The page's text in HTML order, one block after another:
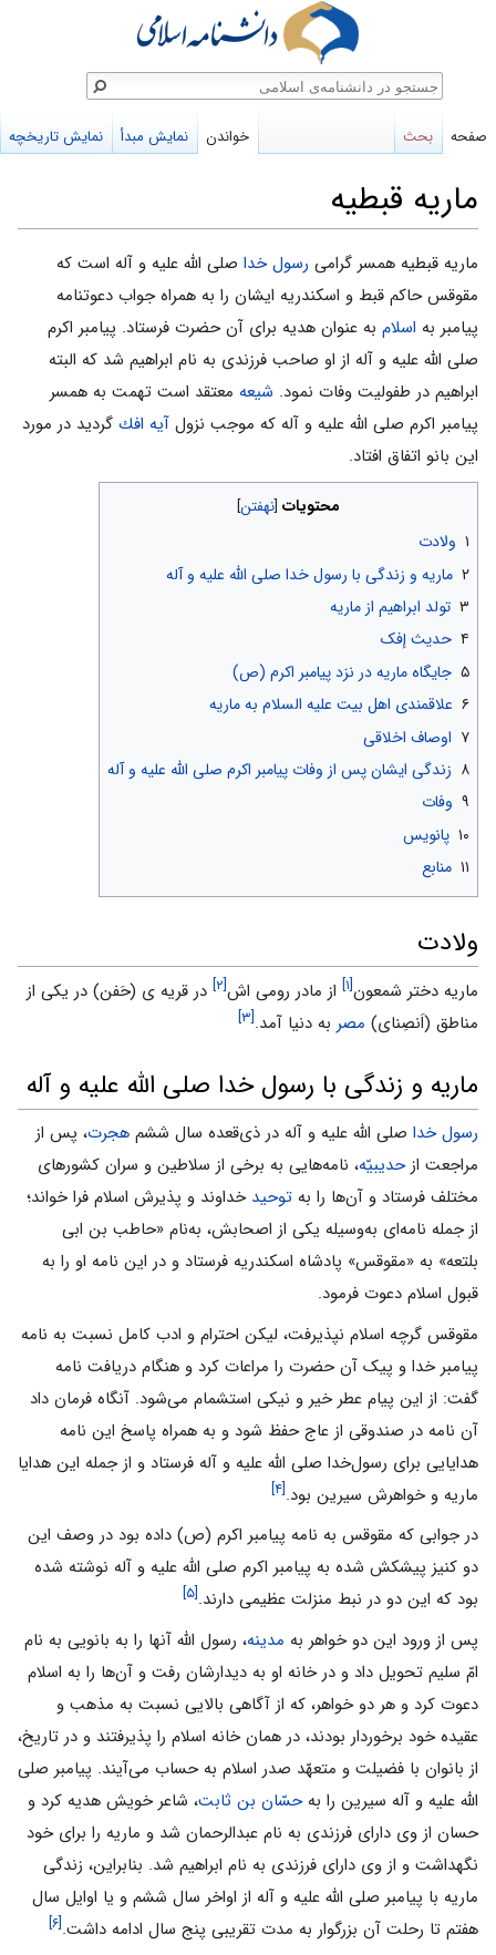
ماریه قبطیه
پرش
به
ناوبری
پرش
به
جستجو
ماریه قبطیه همسر گرامی رسول خدا صلی الله علیه و آله است که
مقوقس حاکم قبط و اسکندریه ایشان را به همراه جواب دعوتنامه
پیامبر به اسلام به عنوان هدیه برای آن حضرت فرستاد. پیامبر اکرم
صلی الله علیه و آله از او صاحب فرزندی به نام ابراهیم شد که البته
ابراهیم در طفولیت وفات نمود. شیعه معتقد است تهمت به همسر
پیامبر اکرم صلی الله علیه و آله که موجب نزول آيه افك گردید در مورد
این بانو اتفاق افتاد.
محتویات
۱ ولادت
۲ ماریه و زندگی با رسول خدا صلی الله علیه و آله
۳ تولد ابراهیم از ماریه
۴ حدیث إفک
۵ جایگاه ماریه در نزد پیامبر اکرم (ص)
۶ علاقمندی اهل بیت علیه السلام به ماریه
۷ اوصاف اخلاقی
۸ زندگی ایشان پس از وفات پیامبر اکرم صلی الله علیه و آله
۹ وفات
۱۰ پانویس
۱۱ منابع
ولادت
ماریه دختر شمعون[۱] از مادر رومی اش[۲]
در قریه ی (حَفن) در یکی از
مناطق (اَنصِنای) مصر به دنیا آمد.[۳]
ماریه و زندگی با رسول خدا صلی الله علیه و آله
رسول خدا صلی الله علیه و آله در ذی‌قعده سال ششم هجرت، پس از
مراجعت ازحدیبیّه، نامه‌هایی به برخی از سلاطین و سران کشورهای
مختلف فرستاد و آن‌ها را به توحید خداوند و پذیرش اسلام فرا خواند؛
از جمله نامه‌ای به‌وسیله یکی از اصحابش، به‌نام «حاطب بن ابی
بلتعه» به «مقوقس» پادشاه اسکندریه فرستاد و در این نامه او را به
قبول اسلام دعوت فرمود.
مقوقس گرچه اسلام نپذیرفت، لیکن احترام و ادب کامل نسبت به نامه
پیامبر خدا و پیک آن حضرت را مراعات کرد و هنگام دریافت نامه
گفت: از این پیام عطر خیر و نیکی استشمام می‌شود. آنگاه فرمان داد
آن نامه در صندوقی از عاج حفظ شود و به همراه پاسخ این نامه
هدایایی برای رسول‌خدا صلی الله علیه و آله فرستاد و از جمله این هدایا
ماریه و خواهرش سیرین بود.[۴]
در جوابی که مقوقس به نامه پیامبر اکرم (ص) داده بود در وصف این
دو کنیز پیشکش شده به پیامبر اکرم صلی الله علیه و آله نوشته شده
بود که این دو در نبط منزلت عظیمی دارند.[۵]
پس از ورود این دو خواهر به مدینه، رسول اللَّه آنها را به بانویی به نام
امّ سلیم تحویل داد و در خانه او به دیدارشان رفت و آن‌ها را به اسلام
دعوت کرد و هر دو خواهر، که از آگاهی بالایی نسبت به مذهب و
عقیده خود برخوردار بودند، در همان خانه اسلام را پذیرفتند و در تاریخ،
از بانوان با فضیلت و متعهّد صدر اسلام به حساب می‌آیند. پیامبر صلی
الله علیه و آله سیرین را بهحسّان بن ثابت، شاعر خویش هدیه کرد و
حسان از وی دارای فرزندی به نام عبدالرحمان شد و ماریه را برای خود
نگهداشت و از وی دارای فرزندی به نام ابراهیم شد. بنابراین، زندگی
ماریه با پیامبر صلی الله علیه و آله از اواخر سال ششم و یا اوایل سال
هفتم تا رحلت آن بزرگوار به مدت تقریبی پنج سال ادامه داشت.[۶]
صفحه بحث خواندن نمایش مبدأ نمایش تاریخچه
جستجو